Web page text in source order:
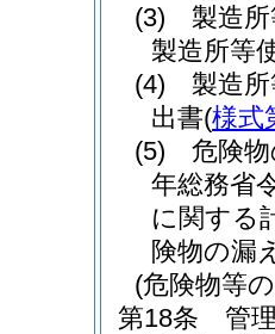
(3)
製造
製造所等
(4)
製造
出書(様式
(5)
危険
年総務省
に関する
険物の漏
(危険物等
第18条
管